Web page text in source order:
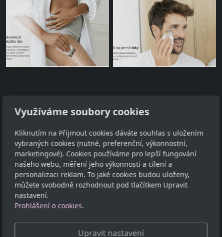
Adresa
TCM - Eruvia
Lesní 719, 34506 Kdyně
Kontakt
00420 605 565 580
Využíváme soubory cookies
Kliknutím na Přijmout cookies dáváte souhlas s uložením
vybraných cookies (nutné, preferenční, výkonnostní,
marketingové). Cookies používáme pro lepší fungování
našeho webu, měření jeho výkonnosti a cílení a
personalizaci reklam. To jaké cookies budou uloženy,
můžete svobodně rozhodnout pod tlačítkem Upravit
nastavení.
Prohlášení o cookies.
Upravit nastavení